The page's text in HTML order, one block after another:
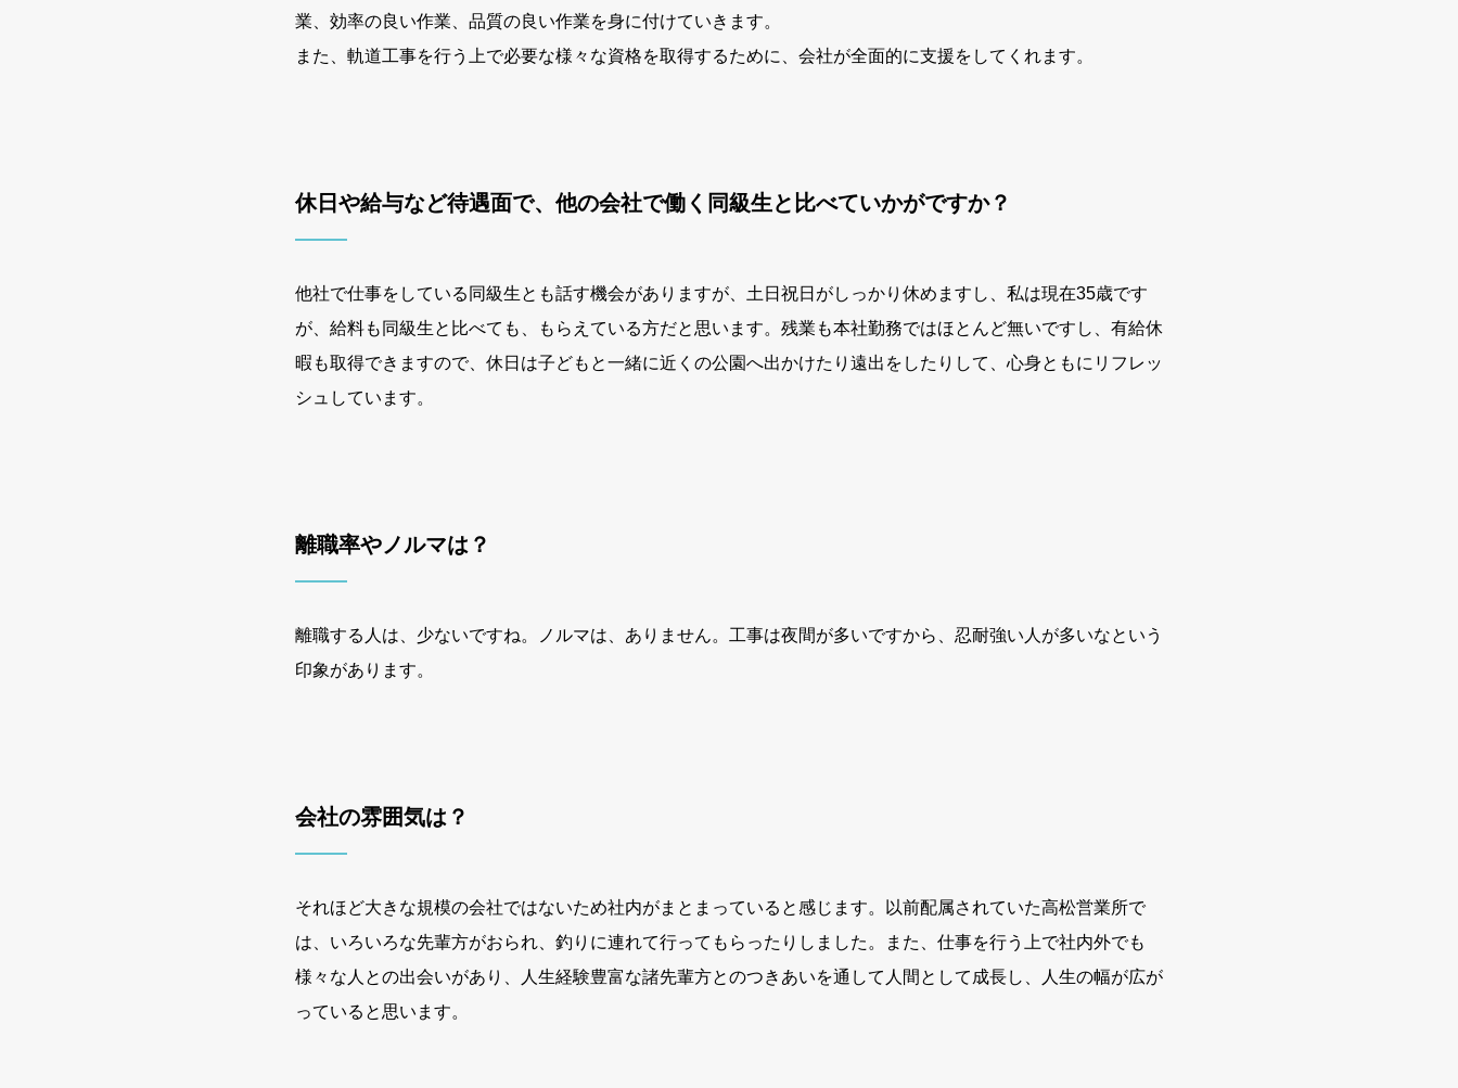
業、効率の良い作業、品質の良い作業を身に付けていきます。
また、軌道工事を行う上で必要な様々な資格を取得するために、会社が全面的に支援をしてくれます。
休日や給与など待遇面で、他の会社で働く同級生と比べていかがですか？
他社で仕事をしている同級生とも話す機会がありますが、土日祝日がしっかり休めますし、私は現在35歳です
が、給料も同級生と比べても、もらえている方だと思います。残業も本社勤務ではほとんど無いですし、有給休
暇も取得できますので、休日は子どもと一緒に近くの公園へ出かけたり遠出をしたりして、心身ともにリフレッ
シュしています。
離職率やノルマは？
離職する人は、少ないですね。ノルマは、ありません。工事は夜間が多いですから、忍耐強い人が多いなという
印象があります。
会社の雰囲気は？
それほど大きな規模の会社ではないため社内がまとまっていると感じます。以前配属されていた高松営業所で
は、いろいろな先輩方がおられ、釣りに連れて行ってもらったりしました。また、仕事を行う上で社内外でも
様々な人との出会いがあり、人生経験豊富な諸先輩方とのつきあいを通して人間として成長し、人生の幅が広が
っていると思います。